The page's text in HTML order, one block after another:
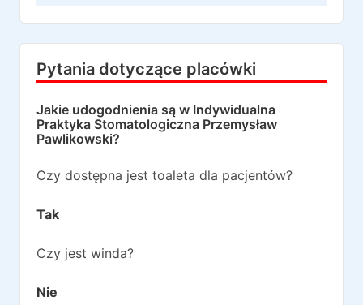
Pytania dotyczące placówki
Jakie udogodnienia są w Indywidualna
Praktyka Stomatologiczna Przemysław
Pawlikowski?
Czy dostępna jest toaleta dla pacjentów?
Tak
Czy jest winda?
Nie